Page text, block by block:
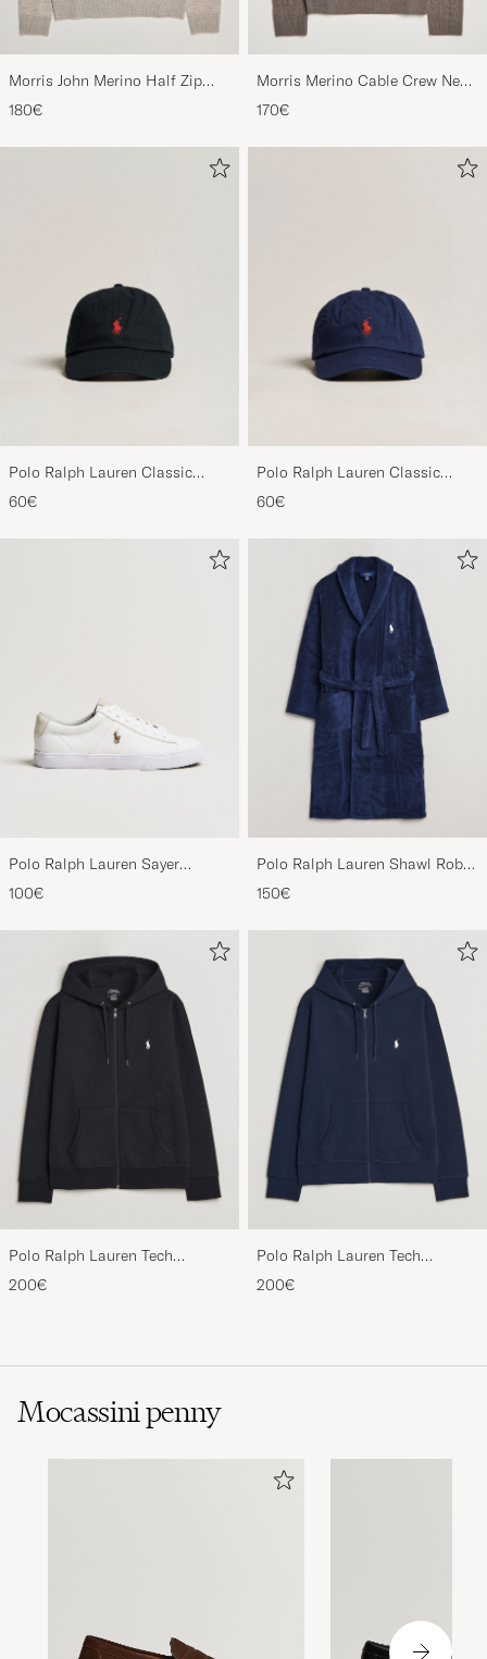
Morris John Merino Half Zip
Khaki
180€
Morris Merino Cable Crew Neck
Light Brown
170€
Polo Ralph Lauren Classic
Sports Cap Black
60€
Polo Ralph Lauren Classic
Sports Cap Relay Blue
60€
Polo Ralph Lauren Sayer
Canvas Sneakers White
100€
Polo Ralph Lauren Shawl Robe
Navy
150€
Polo Ralph Lauren Tech
Performance Full Zip Black
200€
Polo Ralph Lauren Tech
Performance Full Zip Navy
200€
Mocassini penny